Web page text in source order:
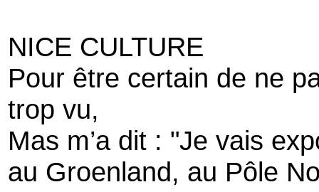
NICE CULTURE
Pour être certain de ne
trop vu,
Mas m’a dit : "Je vais
au Groenland, au Pôle